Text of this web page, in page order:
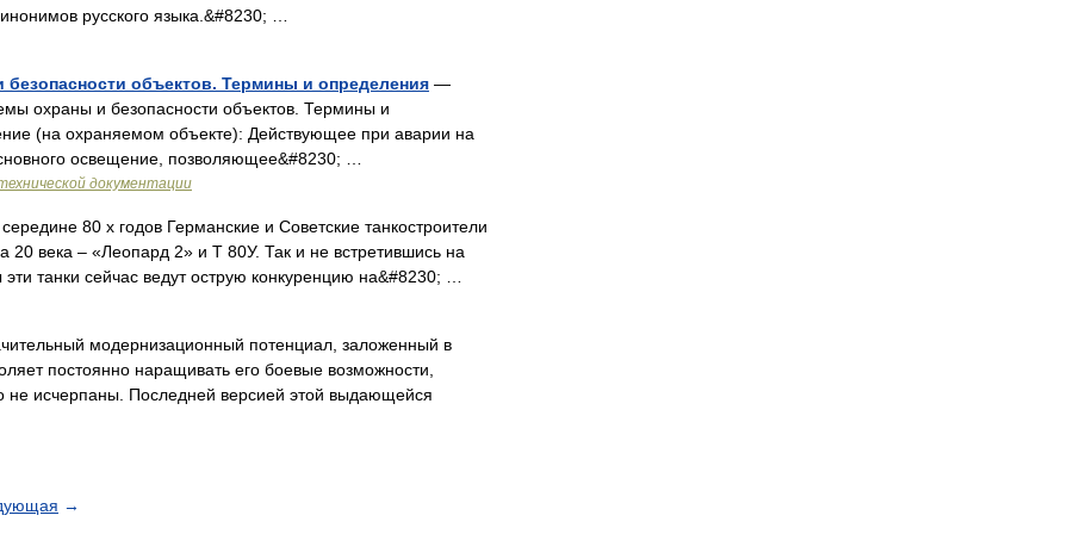
русского языка.&#8230; …
объектов. Термины и определения —
охраны и безопасности объектов. Термины и
(на охраняемом объекте): Действующее при аварии на
освещение, позволяющее&#8230; …
документации
80 х годов Германские и Советские танкостроители
20 века – «Леопард 2» и Т 80У. Так и не встретившись на
танки сейчас ведут острую конкуренцию на&#8230; …
модернизационный потенциал, заложенный в
постоянно наращивать его боевые возможности,
не исчерпаны. Последней версией этой выдающейся
→